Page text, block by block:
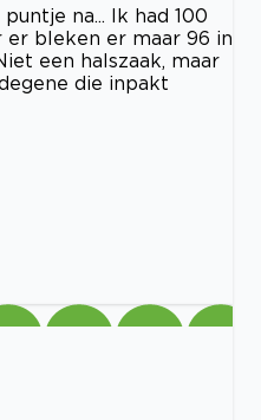
na... Ik had 100
er bleken er maar 96 in
een halszaak, maar
die inpakt